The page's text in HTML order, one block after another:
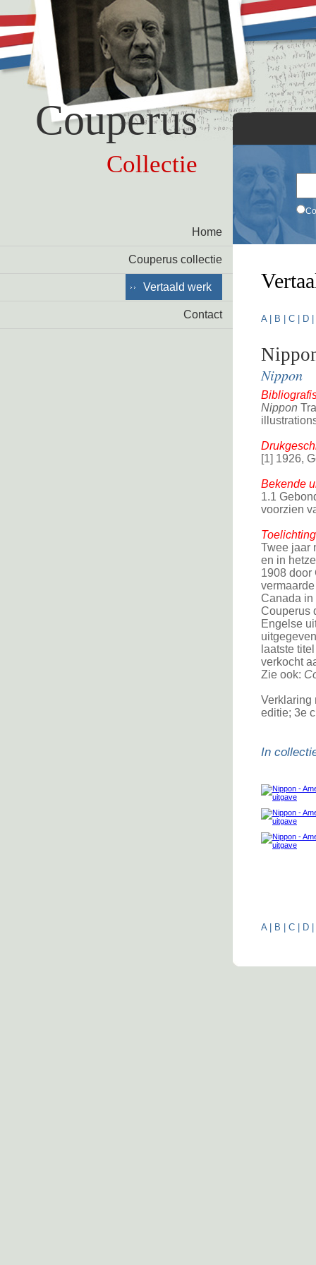
Couperus
Collectie
Home
Couperus collectie
Vertaald werk
Contact A| B C D
Nippon
Nippon
[1] 1926,
Bekende
1.1
voorzien
Toelichting
Twee jaar
en in
1908 door
Canada in
Couperus
Engelse
laatste
verkocht
Zie ook:
Verklaring
editie; 3e
In
A| B C D